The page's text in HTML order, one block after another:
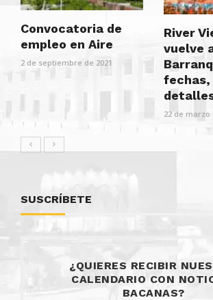
Convocatoria de
empleo en Aire
2 de septiembre de 2021
River
vuelve
fechas,
22 de marzo
SUSCRÍBETE
¿QUIERES RECIBIR
CALENDARIO CON
BACANAS?